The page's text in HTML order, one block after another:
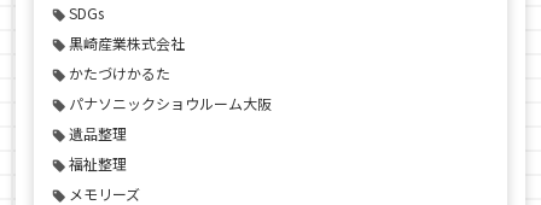
SDGs
黒崎産業株式会社
かたづけかるた
パナソニックショウルーム大阪
遺品整理
福祉整理
メモリーズ